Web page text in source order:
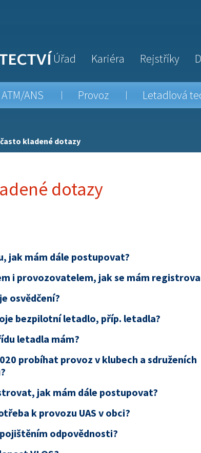
Úřad Kariéra Rejstříky
ATM/ANS Provoz Letadlová
často kladené dotazy
dotazy
jak mám dále postupovat?
i provozovatelem, jak se mám
osvědčení?
bezpilotní letadlo, příp. letadla?
letadla mám?
probíhat provoz v klubech a sdruženích
jak mám dále postupovat?
k provozu UAS v obci?
odpovědnosti?